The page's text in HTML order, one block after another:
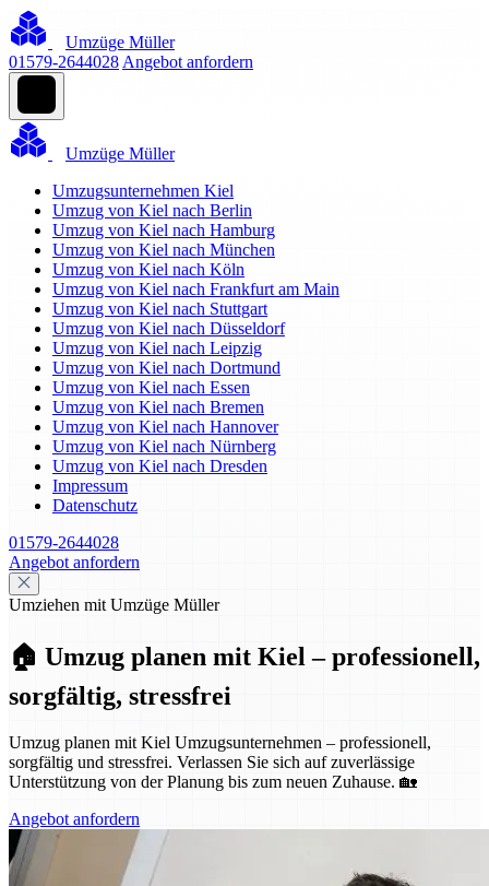
Umzüge Müller
01579-2644028 Angebot anfordern
Umzüge Müller
Umzugsunternehmen Kiel
Umzug von Kiel nach Berlin
Umzug von Kiel nach Hamburg
Umzug von Kiel nach München
Umzug von Kiel nach Köln
Umzug von Kiel nach Frankfurt am Main
Umzug von Kiel nach Stuttgart
Umzug von Kiel nach Düsseldorf
Umzug von Kiel nach Leipzig
Umzug von Kiel nach Dortmund
Umzug von Kiel nach Essen
Umzug von Kiel nach Bremen
Umzug von Kiel nach Hannover
Umzug von Kiel nach Nürnberg
Umzug von Kiel nach Dresden
Impressum
Datenschutz
01579-2644028
Angebot anfordern
Umziehen mit Umzüge Müller
🏠 Umzug planen mit Kiel – professionell,
sorgfältig, stressfrei
Umzug planen mit Kiel Umzugsunternehmen – professionell,
sorgfältig und stressfrei. Verlassen Sie sich auf zuverlässige
Unterstützung von der Planung bis zum neuen Zuhause. 🏡
Angebot anfordern